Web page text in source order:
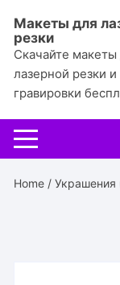
содержимому
Макеты для
резки
Скачайте макеты
лазерной резки и
гравировки
Home /Украшения